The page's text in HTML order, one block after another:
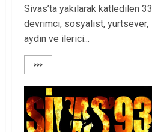
Sivas’ta yakılarak katledilen 33
devrimci, sosyalist, yurtsever,
aydın ve ilerici...
>>>